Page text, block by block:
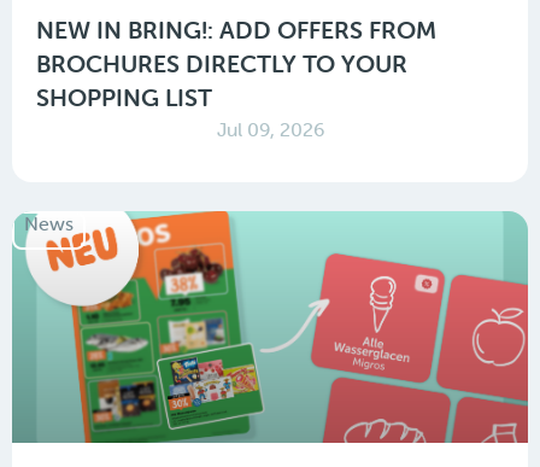
NEW IN BRING!: ADD OFFERS FROM
BROCHURES DIRECTLY TO YOUR
SHOPPING LIST
Jul 09, 2026
News